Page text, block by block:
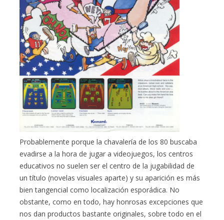
Probablemente porque la chavalería de los 80 buscaba
evadirse a la hora de jugar a videojuegos, los centros
educativos no suelen ser el centro de la jugabilidad de
un título (novelas visuales aparte) y su aparición es más
bien tangencial como localización esporádica. No
obstante, como en todo, hay honrosas excepciones que
nos dan productos bastante originales, sobre todo en el